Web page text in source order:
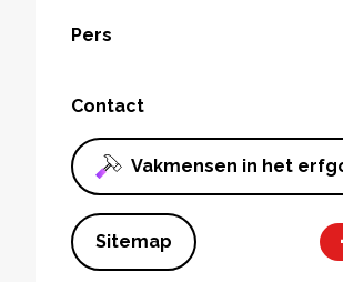
Pers
Contact
Vakmensen in het
Sitemap